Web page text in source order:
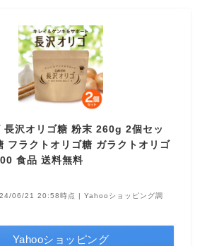
長沢オリゴ糖 粉末 260g 2個セッ
フラクトオリゴ糖 ガラクトオリゴ
食品 送料無料
06/21 20:58時点 | Yahooショッピング調
Yahooショッピング